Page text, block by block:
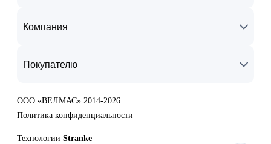
Компания
Покупателю
ООО «ВЕЛМАС» 2014-2026
Политика конфиденциальности
Технологии Stranke